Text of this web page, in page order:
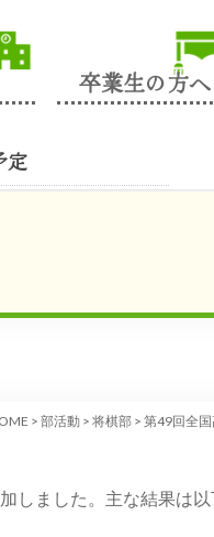
卒業生の方へ
定
> 部活動 > 将棋部 > 第49回全
しました。主な結果は以